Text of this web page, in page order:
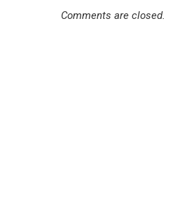
Comments are closed.